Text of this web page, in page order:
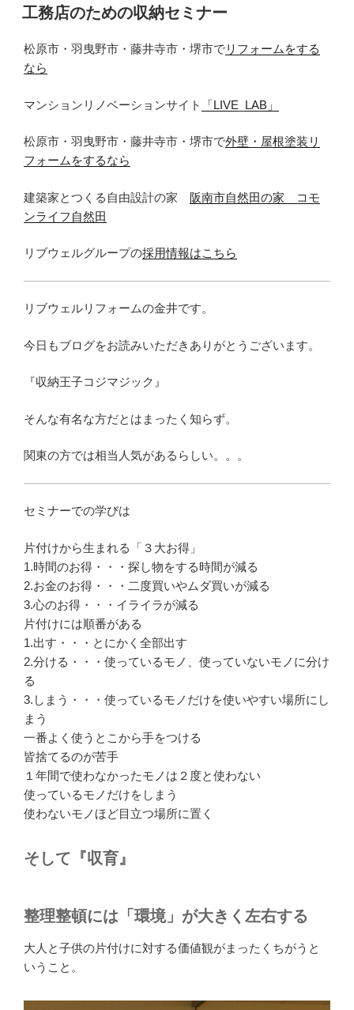
稿
日:
工務店のための収納セミナー
松原市・羽曳野市・藤井寺市・堺市でリフォームをする
なら
マンションリノベーションサイト 「LIVE_LAB」
松原市・羽曳野市・藤井寺市・堺市で外壁・屋根塗装リ
フォームをするなら
建築家とつくる自由設計の家 阪南市自然田の家 コモ
ンライフ自然田
リブウェルグループの採用情報はこちら
リブウェルリフォームの金井です。
今日もブログをお読みいただきありがとうございます。
『収納王子コジマジック』
そんな有名な方だとはまったく知らず。
関東の方では相当人気があるらしい。。。
セミナーでの学びは
片付けから生まれる「３大お得」
1.時間のお得・・・探し物をする時間が減る
2.お金のお得・・・二度買いやムダ買いが減る
3.心のお得・・・イライラが減る
片付けには順番がある
1.出す・・・とにかく全部出す
2.分ける・・・使っているモノ、使っていないモノに分け
る
3.しまう・・・使っているモノだけを使いやすい場所にし
まう
一番よく使うとこから手をつける
皆捨てるのが苦手
１年間で使わなかったモノは２度と使わない
使っているモノだけをしまう
使わないモノほど目立つ場所に置く
そして『収育』
整理整頓には「環境」が大きく左右する
大人と子供の片付けに対する価値観がまったくちがうと
いうこと。